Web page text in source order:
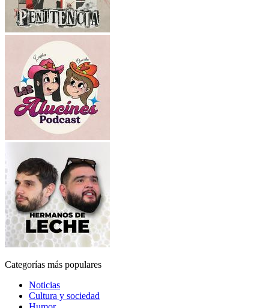
Categorías más populares
Noticias
Cultura y sociedad